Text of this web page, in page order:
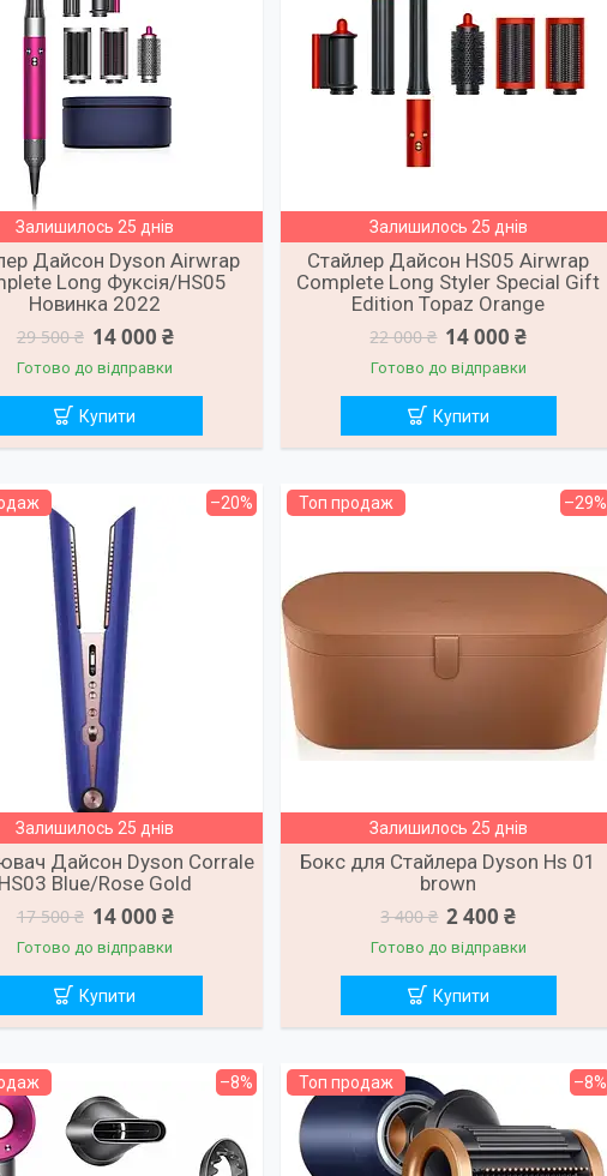
Залишилось 25 днів
Дайсон Dyson Airwrap
Long Фуксія/HS05
Новинка 2022
29 500 ₴ 14 000 ₴
Готово до відправки
Купити
Залишилось 25 днів
Стайлер Дайсон HS05 Airwrap
Complete Long Styler Special Gift
Edition Topaz Orange
22 000 ₴ 14 000 ₴
Готово до відправки
Купити
–20%
Залишилось 25 днів
Дайсон Dyson Corrale
HS03 Blue/Rose Gold
17 500 ₴ 14 000 ₴
Готово до відправки
Купити
Топ продаж –29%
Залишилось 25 днів
Бокс для Стайлера Dyson Hs 01
brown
3 400 ₴ 2 400 ₴
Готово до відправки
Купити
–8% Топ продаж –8%